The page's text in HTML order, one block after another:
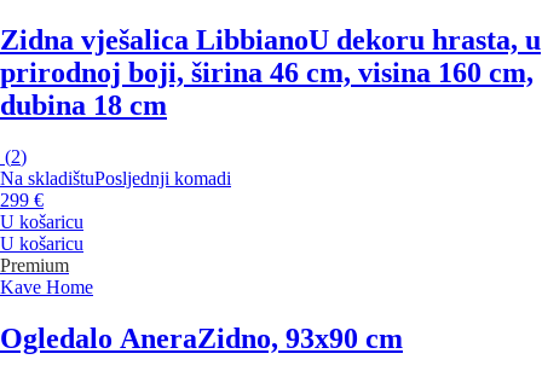
Zidna vješalica LibbianoU dekoru hrasta, u
prirodnoj boji, širina 46 cm, visina 160 cm,
dubina 18 cm
(2)
Na skladištuPosljednji komadi
299 €
U košaricu
U košaricu
Premium
Kave Home
Ogledalo AneraZidno, 93x90 cm